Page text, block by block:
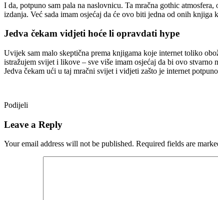
I da, potpuno sam pala na naslovnicu. Ta mračna gothic
izdanja. Već sada imam osjećaj da će ovo biti jedna od onih
Jedva čekam vidjeti hoće li opravdati hype
Uvijek sam malo skeptična prema knjigama koje internet toliko
istražujem svijet i likove – sve više imam osjećaj da bi ovo
Jedva čekam ući u taj mračni svijet i vidjeti zašto je internet
Podijeli
Leave a Reply
Your email address will not be published. Required fields are